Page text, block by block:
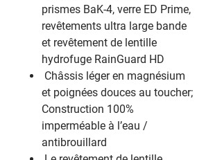
prismes BaK-4, verre ED Prime,
revêtements ultra large bande
et revêtement de lentille
hydrofuge RainGuard HD ‎
‎ Châssis léger en magnésium
et poignées douces au toucher;
Construction 100%
imperméable à l’eau /
antibrouillard ‎